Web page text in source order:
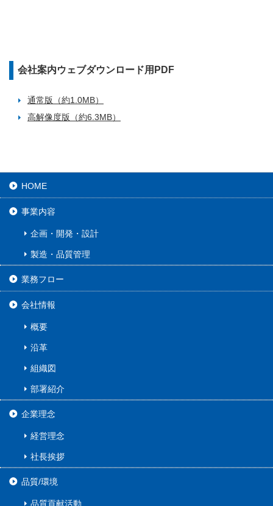
会社案内ウェブダウンロード用PDF
通常版（約1.0MB）
高解像度版（約6.3MB）
HOME
事業内容
企画・開発・設計
製造・品質管理
業務フロー
会社情報
概要
沿革
組織図
部署紹介
企業理念
経営理念
社長挨拶
品質/環境
品質貢献活動